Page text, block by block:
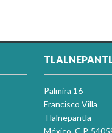
Palmira 16
Francisco Villa
Tlalnepantla